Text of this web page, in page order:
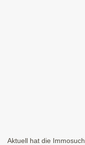
Aktuell hat die